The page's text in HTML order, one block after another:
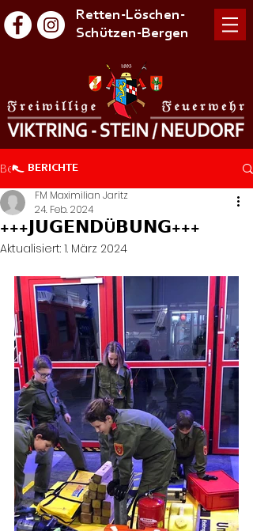
Retten-Löschen-
Schützen-Bergen
Beitrag
+++𝗝𝗨𝗚𝗘𝗡𝗗Ü𝗕𝗨𝗡𝗚+++
FM Maximilian Jaritz
24. Feb. 2024
Aktualisiert: 1. März 2024
BERICHTE